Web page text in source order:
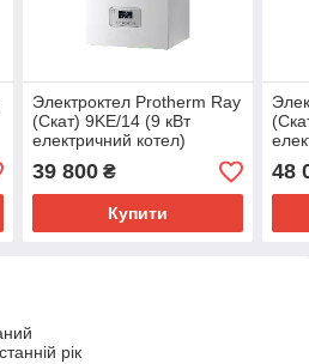
Электроктел Protherm Ray
(Скат) 9KE/14 (9 кВт
електричний котел)
39 800₴
Купити
48
рік